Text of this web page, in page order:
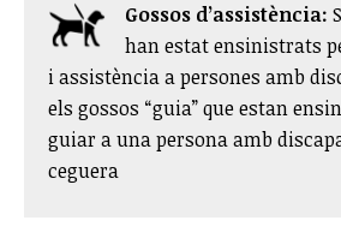
Gossos d’assistència:
han estat ensinistrats
i assistència a persones amb
els gossos “guia” que estan
guiar a una persona amb
ceguera​